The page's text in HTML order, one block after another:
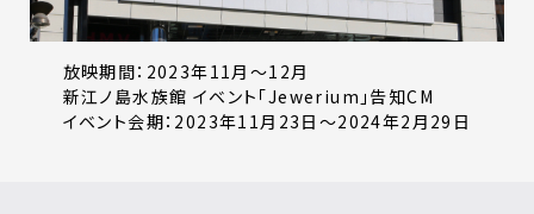
放映期間：2023年11月～12月
新江ノ島水族館 イベント「Jewerium」告知CM
イベント会期：2023年11月23日～2024年2月29日